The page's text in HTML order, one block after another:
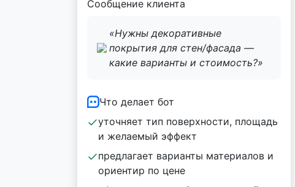
Сообщение клиента
«Нужны декоративные
покрытия для стен/фасада —
какие варианты и стоимость?»
Что делает бот
уточняет тип поверхности, площадь
и желаемый эффект
предлагает варианты материалов и
ориентир по цене